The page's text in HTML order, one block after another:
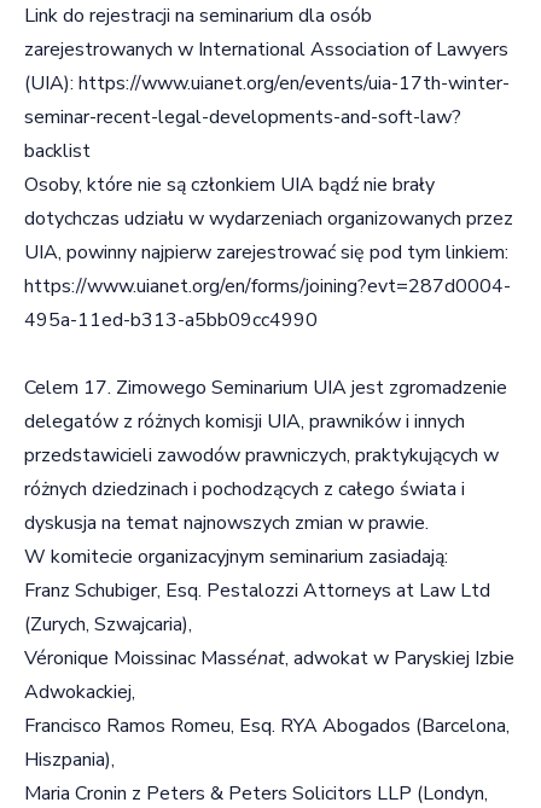
Link do rejestracji na seminarium dla osób
zarejestrowanych w International Association of Lawyers
(UIA): https://www.uianet.org/en/events/uia-17th-winter-
seminar-recent-legal-developments-and-soft-law?
backlist
Osoby, które nie są członkiem UIA bądź nie brały
dotychczas udziału w wydarzeniach organizowanych przez
UIA, powinny najpierw zarejestrować się pod tym linkiem:
https://www.uianet.org/en/forms/joining?evt=287d0004-
495a-11ed-b313-a5bb09cc4990
Celem 17. Zimowego Seminarium UIA jest zgromadzenie
delegatów z różnych komisji UIA, prawników i innych
przedstawicieli zawodów prawniczych, praktykujących w
różnych dziedzinach i pochodzących z całego świata i
dyskusja na temat najnowszych zmian w prawie.
W komitecie organizacyjnym seminarium zasiadają:
Franz Schubiger, Esq. Pestalozzi Attorneys at Law Ltd
(Zurych, Szwajcaria),
Véronique Moissinac Massénat, adwokat w Paryskiej Izbie
Adwokackiej,
Francisco Ramos Romeu, Esq. RYA Abogados (Barcelona,
Hiszpania),
Maria Cronin z Peters & Peters Solicitors LLP (Londyn,